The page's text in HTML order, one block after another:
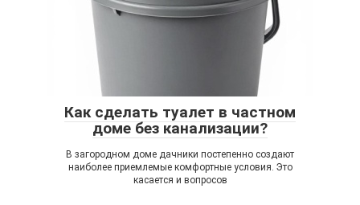
Как сделать туалет в частном
доме без канализации?
В загородном доме дачники постепенно создают
наиболее приемлемые комфортные условия. Это
касается и вопросов